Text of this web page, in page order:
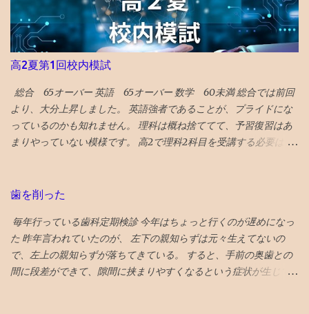
クス 、 カステラ本家 福砂屋 、 コーヒー富士男 のミルクセーキ、
ジャズ喫茶マイルストーン、 グラバー園 、梅ヶ枝 焼餅 きく水
を紹介。 46位 沖縄 国際イベントや災害復興の観点を踏まえて
選出される「５２箇所」なので、 火災から復興した 首里城 の秋の
再オープンを紹介。 秋まで待てない人は、 琉球ランタンフェステ
ィバル や 伊江島ゆり祭り へ！とのこと 全文読めるギフトリンク
2026記事 〇2025年 30位 富山 出典：NYタイムズHP 2025年に
行くべき旅行先の 30番目に能登の玄関口 であり地震豪雨災害から
の復興として観光誘致を進めている 富山 がランクイン。 文化豊か
インバーのアルプ、おでん屋さんの飛騨、カレー屋のスズキー
介。 （下記ギフトリンクの記事中にグーグルマップへのリンクあ
り） NYタイムズ紙は選出にあたり、国際イベント開催や災害復興
の観点を踏まえているとのことです。 38位 大阪 食と商のまち
大阪の革新的プロジェクトとして、 グラングリーン 大阪（公園）
高2夏第1回校内模試
総合 65オーバー 英語 65オーバー 数学 60未満 総合では前回
より、大分上昇しました。 英語強者であることが、プライドにな
っているのかも知れません。 理科は概ね捨ててて、予習復習はあ
まりやっていない模様です。 高2で理科2科目を受講する必要はな
でしょう。 数学や理科のバランスが気になりますが、もはや会話
ても、鉄の先生たちが、アドバイスしているようなのは、鉄の家
庭あて報告書を見ても伝わってきました。 この段階になると、 学
習戦略のアドバイスは塾の仕事 ですね。
歯を削った
毎年行っている歯科定期検診 今年はちょっと行くのが遅めになっ
た 昨年言われていたのが、 左下の親知らずは元々生えてないの
で、左上の親知らずが落ちてきている。 すると、手前の奥歯との
間に段差ができて、隙間に挟まりやすくなるという症状が生じて